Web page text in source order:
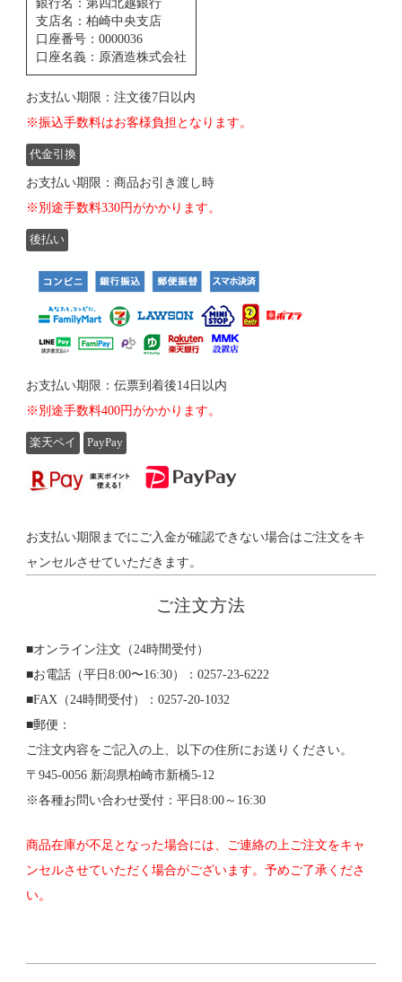
銀行名：第四北越銀行
支店名：柏崎中央支店
口座番号：0000036
口座名義：原酒造株式会社
お支払い期限：注文後7日以内
※振込手数料はお客様負担となります。
代金引換
お支払い期限：商品お引き渡し時
※別途手数料330円がかかります。
後払い
お支払い期限：伝票到着後14日以内
※別途手数料400円がかかります。
楽天ペイ PayPay
お支払い期限までにご入金が確認できない場合はご注文をキ
ャンセルさせていただきます。
ご注文方法
■オンライン注文（24時間受付）
■お電話（平日8:00〜16:30）：0257-23-6222
■FAX（24時間受付）：0257-20-1032
■郵便：
ご注文内容をご記入の上、以下の住所にお送りください。
〒945-0056 新潟県柏崎市新橋5-12
※各種お問い合わせ受付：平日8:00～16:30
商品在庫が不足となった場合には、ご連絡の上ご注文をキャ
ンセルさせていただく場合がございます。予めご了承くださ
い。